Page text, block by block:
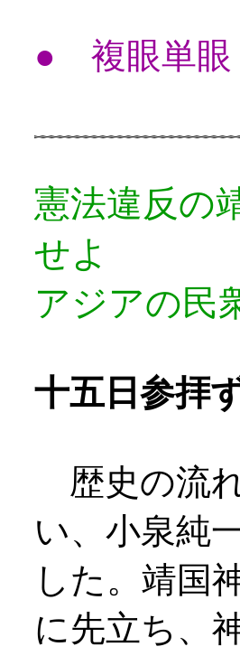
● 複眼単眼
憲法違反の
せよ
アジアの民
十五日参拝
歴史の流
い、小泉純
した。靖国
に先立ち、